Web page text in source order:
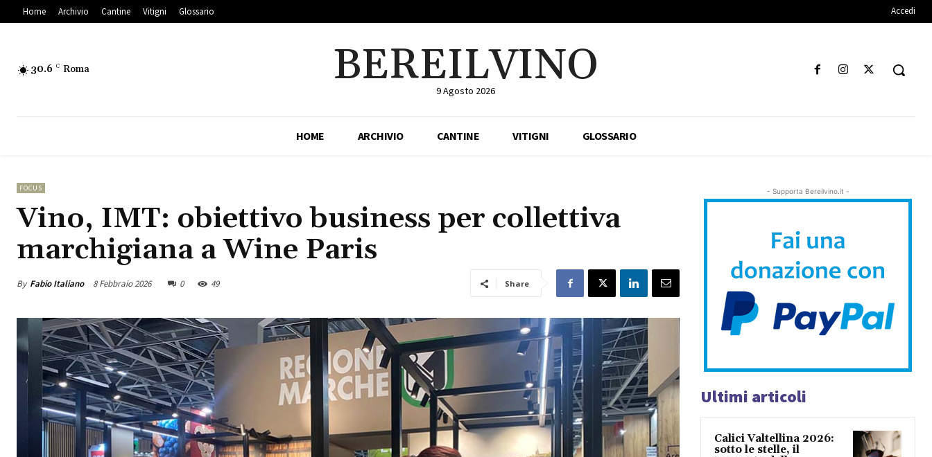
Home Archivio Cantine Vitigni Glossario Accedi
30.6 C Roma BEREILVINO
9 Agosto 2026
HOME ARCHIVIO CANTINE VITIGNI GLOSSARIO
FOCUS
Vino, IMT: obiettivo business per collettiva
marchigiana a Wine Paris
By Fabio Italiano 8 Febbraio 2026 0 49 Share
- Supporta Bereilvino.it -
Ultimi articoli
Calici Valtellina 2026:
sotto le stelle, il